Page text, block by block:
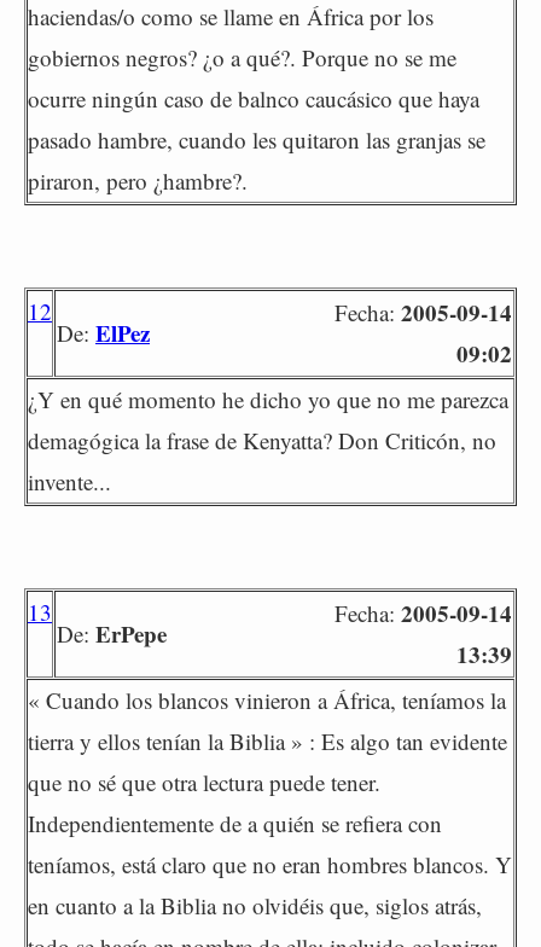
haciendas/o como se llame en África por los
gobiernos negros? ¿o a qué?. Porque no se me
ocurre ningún caso de balnco caucásico que haya
pasado hambre, cuando les quitaron las granjas se
piraron, pero ¿hambre?.
12
De: ElPez
Fecha: 2005-09-14
09:02
¿Y en qué momento he dicho yo que no me parezca
demagógica la frase de Kenyatta? Don Criticón, no
invente...
13
De: ErPepe
Fecha: 2005-09-14
13:39
« Cuando los blancos vinieron a África, teníamos la
tierra y ellos tenían la Biblia » : Es algo tan evidente
que no sé que otra lectura puede tener.
Independientemente de a quién se refiera con
teníamos, está claro que no eran hombres blancos. Y
en cuanto a la Biblia no olvidéis que, siglos atrás,